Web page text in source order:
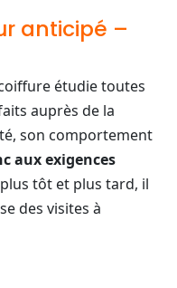
anticipé –
étudie toutes
auprès de la
son comportement
aux exigences
tôt et plus tard, il
des visites à